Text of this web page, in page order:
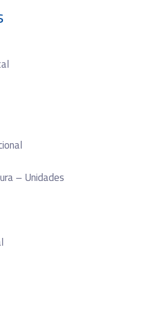
– Unidades